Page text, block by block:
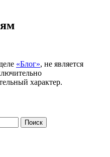
«Блог», не является
характер.
Поиск